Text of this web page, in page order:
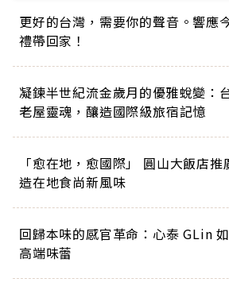
更好的台灣，需要你的聲音。響應
禮帶回家！
凝鍊半世紀流金歲月的優雅蛻變：
老屋靈魂，釀造國際級旅宿記憶
「愈在地，愈國際」 圓山大飯店
造在地食尚新風味
回歸本味的感官革命：心泰 GLin
高端味蕾